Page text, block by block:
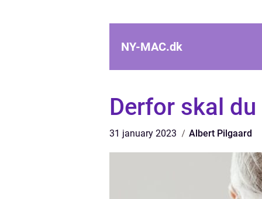
NY-MAC.dk
Derfor skal
31 january 2023 Albert Pilgaard